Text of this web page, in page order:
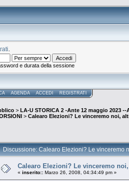
e durata della sessione
AGENDA ACCEDI REGISTRATI
> LA-U STORICA 2 -Ante 12 maggio 2023 --
> Calearo Elezioni? Le vinceremo noi,
Discussione: Calearo Elezioni? Le vinceremo
Calearo Elezioni? Le vinceremo
« inserito:: Marzo 26, 2008, 04:34:49 pm »